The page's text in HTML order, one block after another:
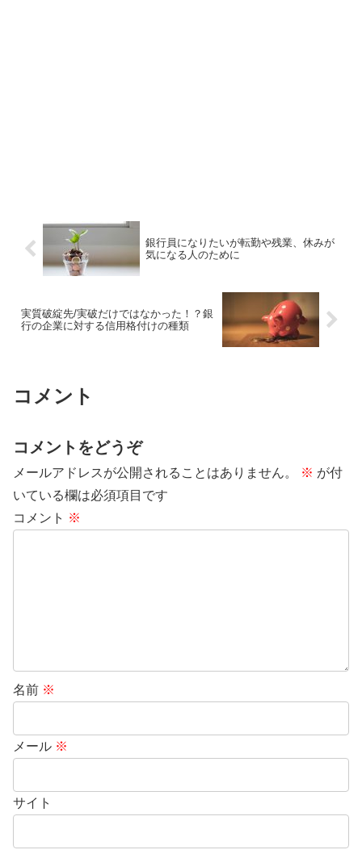
銀行員になりたいが転勤や残業、休みが
気になる人のために
実質破綻先/実破だけではなかった！？銀
行の企業に対する信用格付けの種類
コメント
コメントをどうぞ
メールアドレスが公開されることはありません。 ※ が付
いている欄は必須項目です
コメント ※
名前 ※
メール ※
サイト